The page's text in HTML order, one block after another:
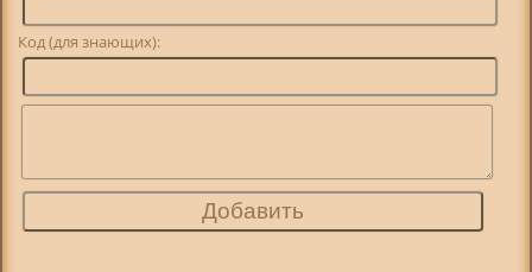
Код (для знающих):